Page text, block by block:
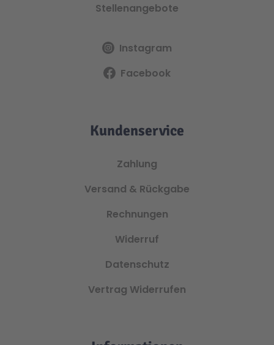
Stellenangebote
Instagram
Facebook
Kundenservice
Zahlung
Versand & Rückgabe
Rechnungen
Widerruf
Datenschutz
Vertrag Widerrufen